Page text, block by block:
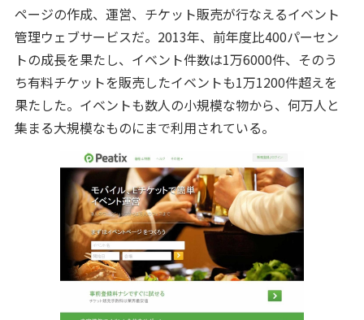
ページの作成、運営、チケット販売が行なえるイベント
管理ウェブサービスだ。2013年、前年度比400パーセン
トの成長を果たし、イベント件数は1万6000件、そのう
ち有料チケットを販売したイベントも1万1200件超えを
果たした。イベントも数人の小規模な物から、何万人と
集まる大規模なものにまで利用されている。